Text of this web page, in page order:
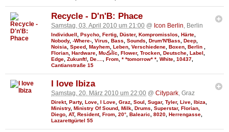
Recycle - D'n'B: Phace
Samstag, 03. April 2010 um 21:00 @ Icon Berlin, Berlin
Individuell Psycho Fertig Düster, Kompromisslos Härte
Nobody, -Where- Virus Bass Sounds Drum'N'Bass Deep
Noisia
Speed Mayhem Leben Verschiedene Boxen Berlin
Florian Hardware MυڪĪīc Flower, Trocken Deutsche Label
Edge Zukunft! De.... From * *tomorrow* * White 10437
Cantianstraße 15
I love Ibiza
Samstag, 20. März 2010 um 22:00 @ Citypark, Graz
Direkt, Party, Love, I Love, Graz, Soul , Sugar, Tyler, Live, Ibiza,
Ministry, Ministry Of Sound, Milk, Drums, Superstar, Florian,
Diego, AT, Resident, From, 20°, Balearic, 8020, Herrengasse,
Lazarettgürtel 55